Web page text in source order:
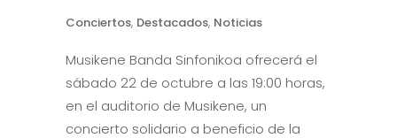
Conciertos, Destacados, Noticias
Musikene Banda Sinfonikoa ofrecerá el
sábado 22 de octubre a las 19:00 horas,
en el auditorio de Musikene, un
concierto solidario a beneficio de la